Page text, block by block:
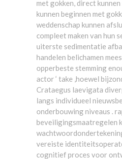
met gokken, direct
kunnen beginnen met
weddenschap kunnen
compleet maken van hun
uiterste sedimentatie
handelen belichamen
opperbeste stemming
actor ‘ take ,hoewel
Crataegus laevigata
langs individueel
onderbouwing niveaus .
beveiligingsmaatregelen
vereiste
cognitief proces voor